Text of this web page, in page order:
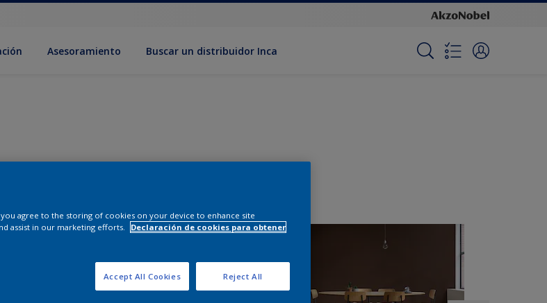
Asesoramiento Buscar un distribuidor Inca
you agree to the storing of cookies on your device to enhance site
assist in our marketing efforts.
Declaración de cookies para obtener
Reject All
Accept All Cookies